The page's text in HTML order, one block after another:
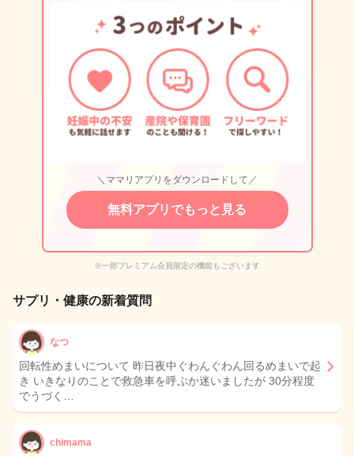
＼ママリアプリをダウンロードして／
無料アプリでもっと見る
※一部プレミアム会員限定の機能もございます
サプリ・健康の新着質問
なつ
回転性めまいについて 昨日夜中ぐわんぐわん回るめまいで起
き いきなりのことで救急車を呼ぶか迷いましたが 30分程度
でうづく…
chimama